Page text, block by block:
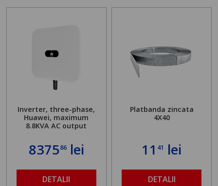
Inverter, three-phase,
Huawei, maximum
8.8KVA AC output
837586lei
DETALII
Platbanda zincata
4X40
11 41 lei
DETALII